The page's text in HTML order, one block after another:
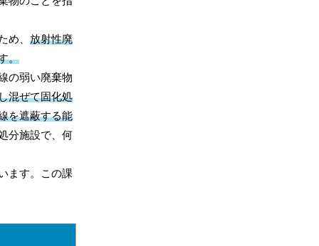
め、 放射性廃
。
の弱い廃棄物
混ぜて固化処
を遮蔽する能
分施設で、何
ます。この課